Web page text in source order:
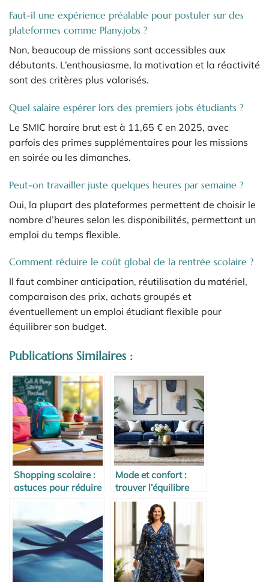
Faut-il une expérience préalable pour postuler sur des
plateformes comme Plany.jobs ?
Non, beaucoup de missions sont accessibles aux
débutants. L’enthousiasme, la motivation et la réactivité
sont des critères plus valorisés.
Quel salaire espérer lors des premiers jobs étudiants ?
Le SMIC horaire brut est à 11,65 € en 2025, avec
parfois des primes supplémentaires pour les missions
en soirée ou les dimanches.
Peut-on travailler juste quelques heures par semaine ?
Oui, la plupart des plateformes permettent de choisir le
nombre d’heures selon les disponibilités, permettant un
emploi du temps flexible.
Comment réduire le coût global de la rentrée scolaire ?
Il faut combiner anticipation, réutilisation du matériel,
comparaison des prix, achats groupés et
éventuellement un emploi étudiant flexible pour
équilibrer son budget.
Publications Similaires :
Shopping scolaire :
astuces pour réduire
Mode et confort :
trouver l’équilibre
parfait